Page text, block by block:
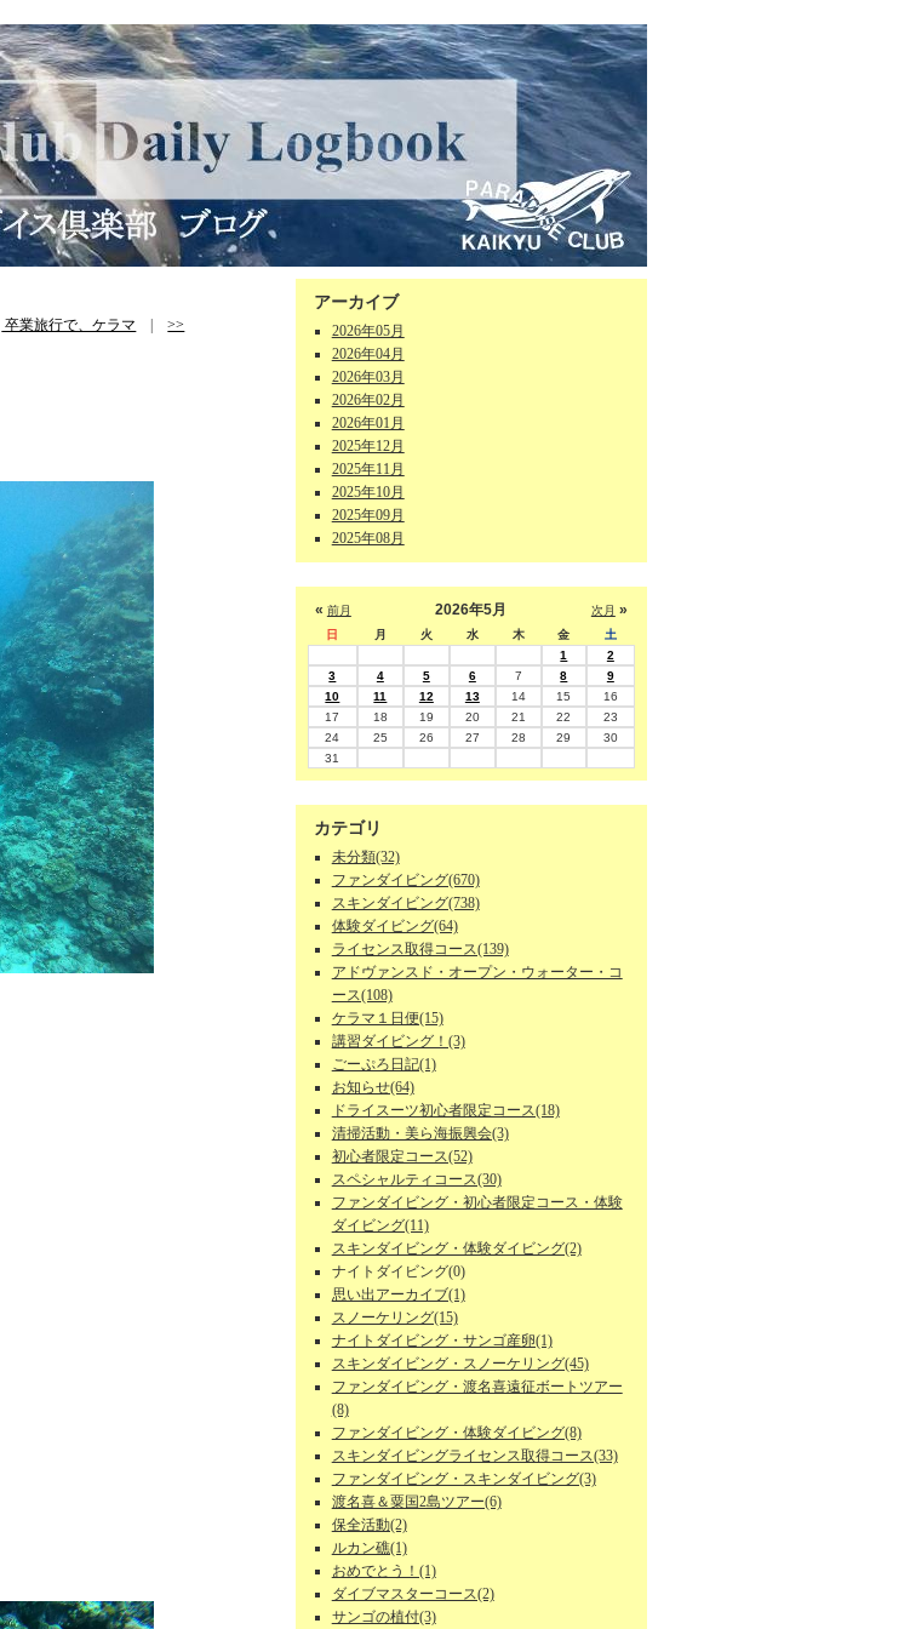
卒業旅行で、ケラマ |>>
アーカイブ
2026年05月
2026年04月
2026年03月
2026年02月
2026年01月
2025年12月
2025年11月
2025年10月
2025年09月
2025年08月
« 前月 次月 »
2026年5月
日 月 火 水 木 金
土
1
2
3
4 5 6 7 8
9
10
11 12 13 14 15
16
17
18 19 20 21 22
23
24
25 26 27 28 29
30
31
カテゴリ
未分類(32)
ファンダイビング(670)
スキンダイビング(738)
体験ダイビング(64)
ライセンス取得コース(139)
アドヴァンスド・オープン・ウォーター・コ
ース(108)
ケラマ１日便(15)
講習ダイビング！(3)
ごーぷろ日記(1)
お知らせ(64)
ドライスーツ初心者限定コース(18)
清掃活動・美ら海振興会(3)
初心者限定コース(52)
スペシャルティコース(30)
ファンダイビング・初心者限定コース・体験
ダイビング(11)
スキンダイビング・体験ダイビング(2)
ナイトダイビング(0)
思い出アーカイブ(1)
スノーケリング(15)
ナイトダイビング・サンゴ産卵(1)
スキンダイビング・スノーケリング(45)
ファンダイビング・渡名喜遠征ボートツアー
(8)
ファンダイビング・体験ダイビング(8)
スキンダイビングライセンス取得コース(33)
ファンダイビング・スキンダイビング(3)
渡名喜＆粟国2島ツアー(6)
保全活動(2)
ルカン礁(1)
おめでとう！(1)
ダイブマスターコース(2)
サンゴの植付(3)